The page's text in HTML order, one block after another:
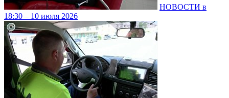
НОВОСТИ в
18:30 – 10 июля 2026